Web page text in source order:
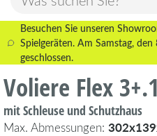
Besuchen Sie unseren
Spielgeräten. Am Samstag,
geschlossen.
Voliere Flex
mit Schleuse und Schutzhaus
Max. Abmessungen: